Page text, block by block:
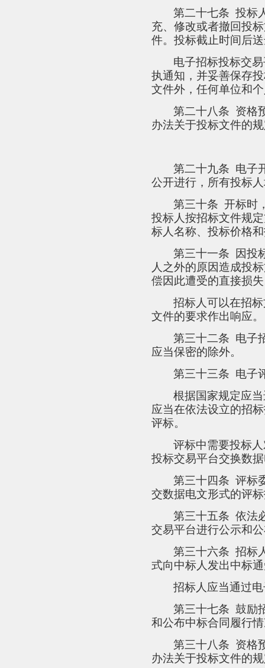
第二十七条 投标
充、修改或者撤回投
件。投标截止时间后
电子招标投标交
执通知，并妥善保存
文件外，任何单位和
第二十八条 资格
办法关于投标文件的
第二十九条 电子
公开进行，所有投标
第三十条 开标时
投标人按招标文件规
标人名称、投标价格
第三十一条
因投
人之外的原因造成投
偿因此遭受的直接损
招标人可以在招
文件的要求作出响应。
第三十二条 电子
应当保密的除外。
第三十三条 电子
根据国家规定应
应当在依法设立的招
评标。
评标中需要投标
投标交易平台交换数
第三十四条 评标
交数据电文形式的评
第三十五条 依法
交易平台进行公示和
第三十六条 招标
式向中标人发出中标
招标人应当通过
第三十七条 鼓励
和公布中标合同履行
第三十八条 资格
办法关于投标文件的